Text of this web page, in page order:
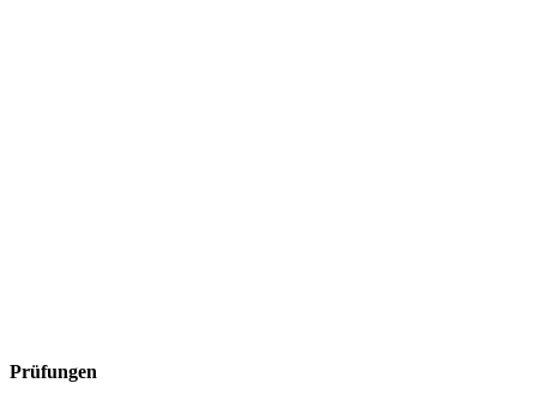
Prüfungen